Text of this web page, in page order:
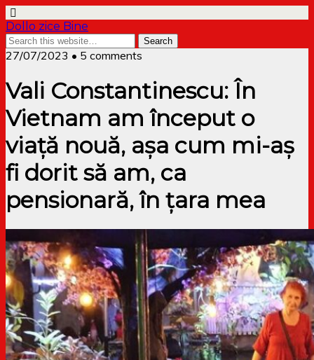
Dollo zice Bine
27/07/2023 • 5 comments
Vali Constantinescu: În
Vietnam am început o
viață nouă, așa cum mi-aș
fi dorit să am, ca
pensionară, în țara mea